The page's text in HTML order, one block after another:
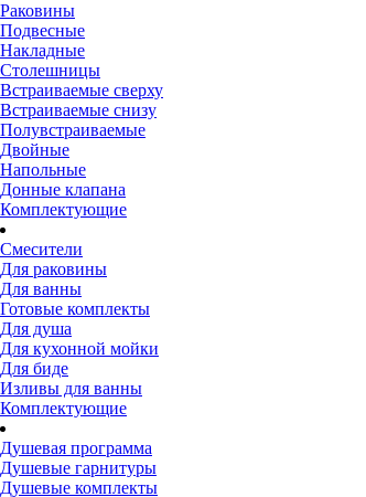
Раковины
Подвесные
Накладные
Столешницы
Встраиваемые сверху
Встраиваемые снизу
Полувстраиваемые
Двойные
Напольные
Донные клапана
Комплектующие
Смесители
Для раковины
Для ванны
Готовые комплекты
Для душа
Для кухонной мойки
Для биде
Изливы для ванны
Комплектующие
Душевая программа
Душевые гарнитуры
Душевые комплекты